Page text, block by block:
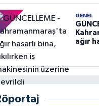
GENEL
ağır